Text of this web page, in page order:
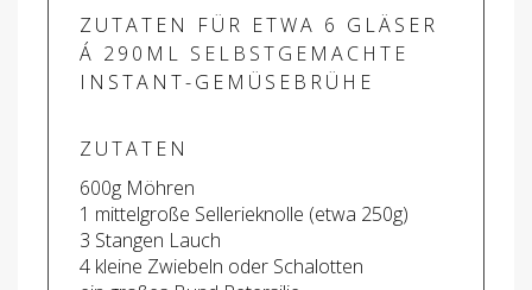
ZUTATEN FÜR ETWA 6 GLÄSER
Á 290ML SELBSTGEMACHTE
INSTANT-GEMÜSEBRÜHE
ZUTATEN
600g Möhren
1 mittelgroße Sellerieknolle (etwa 250g)
3 Stangen Lauch
4 kleine Zwiebeln oder Schalotten